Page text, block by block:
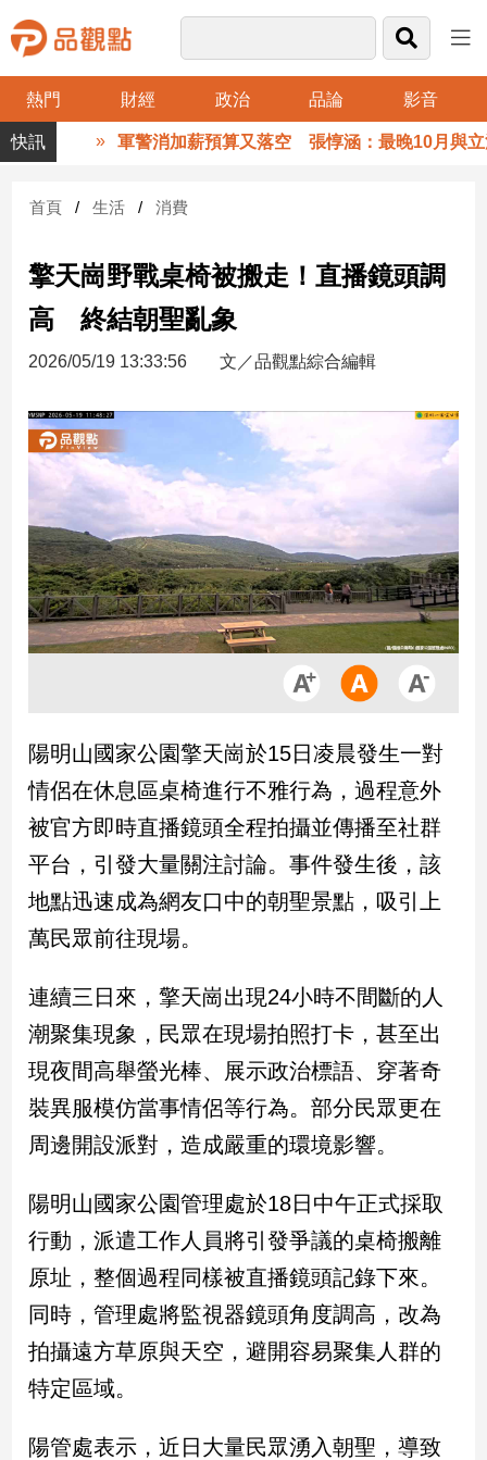
熱門 財經 政治 品論 影音
品
觀
財
台
灣
財
新
產
經/
房
地
產
品
政
治
政
治
焦
品
觀
民
調
國
會
點
觀
兩
岸/
國
際
會/
方
軍警消加薪預算又落空 張惇涵：最晚10月與立法
首頁 生活 消費
擎天崗野戰桌椅被搬走！直播鏡頭調
高 終結朝聖亂象
2026/05/19 13:33:56 文／品觀點綜合編輯
陽明山國家公園擎天崗於15日凌晨發生一對
情侶在休息區桌椅進行不雅行為，過程意外
被官方即時直播鏡頭全程拍攝並傳播至社群
平台，引發大量關注討論。事件發生後，該
地點迅速成為網友口中的朝聖景點，吸引上
萬民眾前往現場。
連續三日來，擎天崗出現24小時不間斷的人
潮聚集現象，民眾在現場拍照打卡，甚至出
現夜間高舉螢光棒、展示政治標語、穿著奇
裝異服模仿當事情侶等行為。部分民眾更在
周邊開設派對，造成嚴重的環境影響。
陽明山國家公園管理處於18日中午正式採取
行動，派遣工作人員將引發爭議的桌椅搬離
原址，整個過程同樣被直播鏡頭記錄下來。
同時，管理處將監視器鏡頭角度調高，改為
拍攝遠方草原與天空，避開容易聚集人群的
特定區域。
陽管處表示，近日大量民眾湧入朝聖，導致